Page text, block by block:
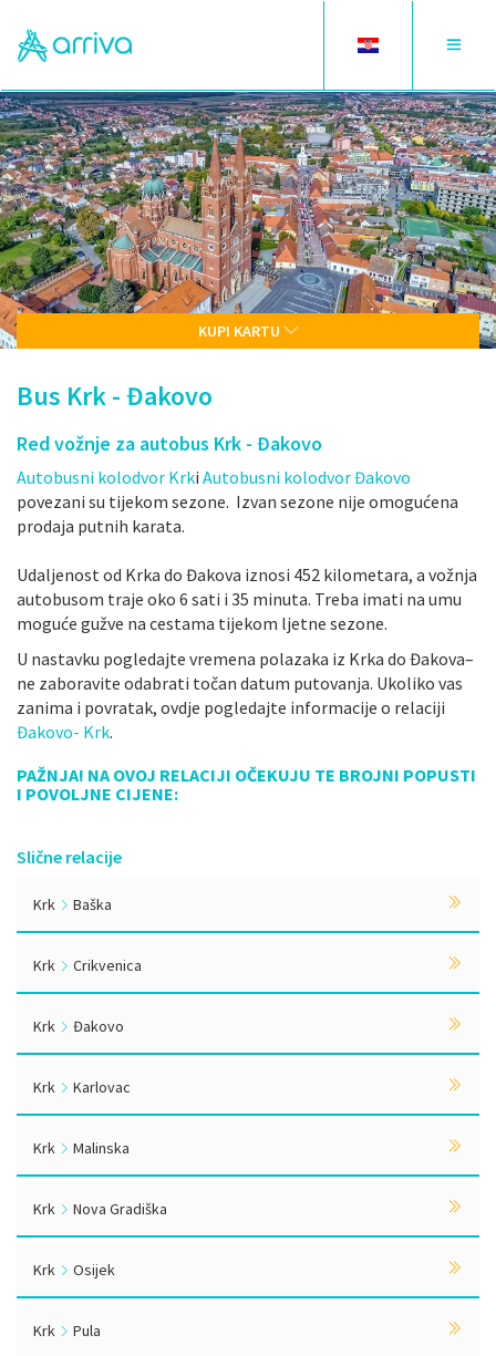
Toggle
Toggle
KUPI KARTU
Bus Krk - Đakovo
Red vožnje za autobus Krk - Đakovo
Autobusni kolodvor Krki Autobusni kolodvor Đakovo
povezani su tijekom sezone. Izvan sezone nije omogućena
prodaja putnih karata.
Udaljenost od Krka do Đakova iznosi 452 kilometara, a vožnja
autobusom traje oko 6 sati i 35 minuta. Treba imati na umu
moguće gužve na cestama tijekom ljetne sezone.
U nastavku pogledajte vremena polazaka iz Krka do Đakova–
ne zaboravite odabrati točan datum putovanja. Ukoliko vas
zanima i povratak, ovdje pogledajte informacije o relaciji
Đakovo- Krk.
PAŽNJA! NA OVOJ RELACIJI OČEKUJU TE BROJNI POPUSTI
I POVOLJNE CIJENE:
Slične relacije
Krk Baška
Krk Crikvenica
Krk Đakovo
Krk Karlovac
Krk Malinska
Krk Nova Gradiška
Krk Osijek
Krk Pula